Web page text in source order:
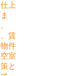
仕上
賃
件
室
と